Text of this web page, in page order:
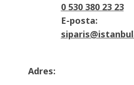
0 530 380 23 23
E-posta:
Adres: